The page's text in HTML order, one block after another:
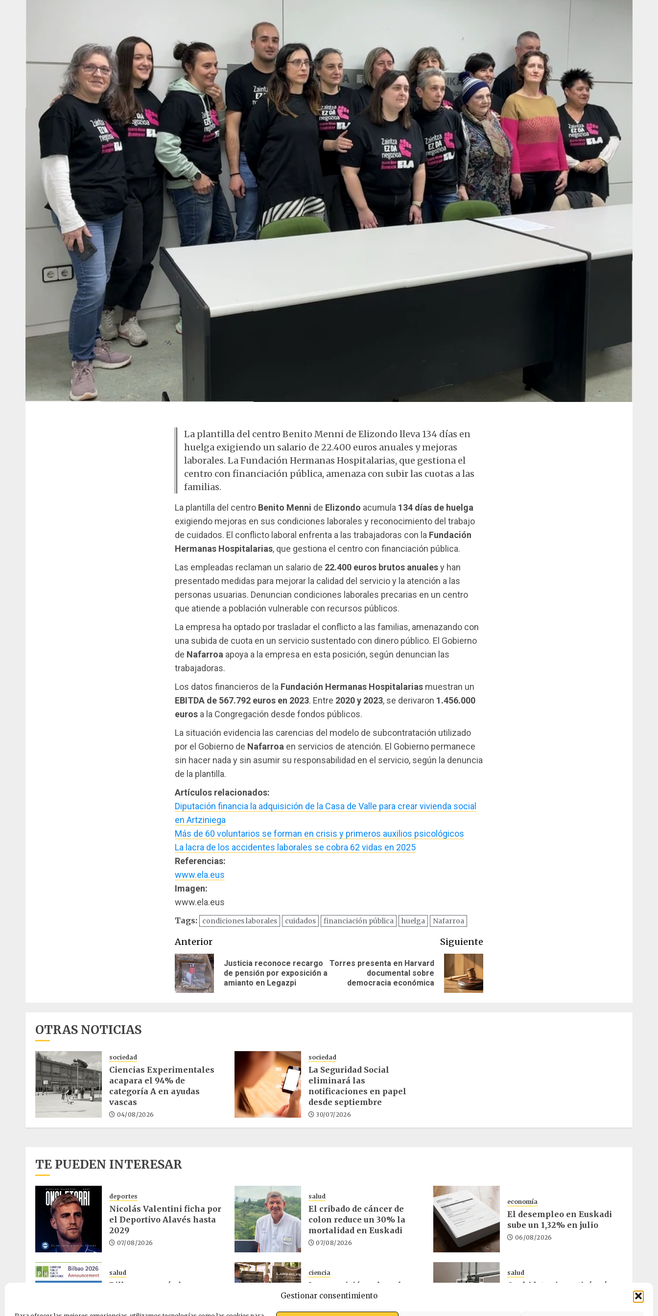
Gestionar consentimiento
La plantilla del centro Benito Menni de Elizondo lleva 134 días en
huelga exigiendo un salario de 22.400 euros anuales y mejoras
laborales. La Fundación Hermanas Hospitalarias, que gestiona el
centro con financiación pública, amenaza con subir las cuotas a las
familias.
La plantilla del centro Benito Menni de Elizondo acumula 134 días de huelga
exigiendo mejoras en sus condiciones laborales y reconocimiento del trabajo
de cuidados. El conflicto laboral enfrenta a las trabajadoras con la Fundación
Hermanas Hospitalarias, que gestiona el centro con financiación pública.
Las empleadas reclaman un salario de 22.400 euros brutos anualesy han
presentado medidas para mejorar la calidad del servicio y la atención a las
personas usuarias. Denuncian condiciones laborales precarias en un centro
que atiende a población vulnerable con recursos públicos.
La empresa ha optado por trasladar el conflicto a las familias, amenazando con
una subida de cuota en un servicio sustentado con dinero público. El Gobierno
de Nafarroa apoya a la empresa en esta posición, según denuncian las
trabajadoras.
Los datos financieros de la Fundación Hermanas Hospitalarias muestran un
EBITDA de 567.792 euros en 2023. Entre 2020 y 2023, se derivaron 1.456.000
euros a la Congregación desde fondos públicos.
La situación evidencia las carencias del modelo de subcontratación utilizado
por el Gobierno de Nafarroa en servicios de atención. El Gobierno permanece
sin hacer nada y sin asumir su responsabilidad en el servicio, según la denuncia
de la plantilla.
Artículos relacionados:
Diputación financia la adquisición de la Casa de Valle para crear vivienda social
en Artziniega
Más de 60 voluntarios se forman en crisis y primeros auxilios psicológicos
La lacra de los accidentes laborales se cobra 62 vidas en 2025
Referencias:
www.ela.eus
Imagen:
www.ela.eus
Tags: condiciones laborales cuidados financiación pública huelga Nafarroa
Navegación
de
entradas
Anterior
Entrada
anterior:
Justicia reconoce recargo
de pensión por exposición a
amianto en Legazpi
Siguiente
Siguiente
entrada:
Torres presenta en Harvard
documental sobre
democracia económica
OTRAS NOTICIAS
sociedad
Ciencias Experimentales
acapara el 94% de
categoría A en ayudas
vascas
04/08/2026
sociedad
La Seguridad Social
eliminará las
notificaciones en papel
desde septiembre
30/07/2026
TE PUEDEN INTERESAR
deportes
Nicolás Valentini ficha por
el Deportivo Alavés hasta
2029
07/08/2026
salud
El cribado de cáncer de
colon reduce un 30% la
mortalidad en Euskadi
07/08/2026
economía
El desempleo en Euskadi
sube un 1,32% en julio
06/08/2026
salud
Bilbao acogerá el mayor
ciencia
La exposición sobre el
eclipse concluye en
salud
Osakidetza invertirá más